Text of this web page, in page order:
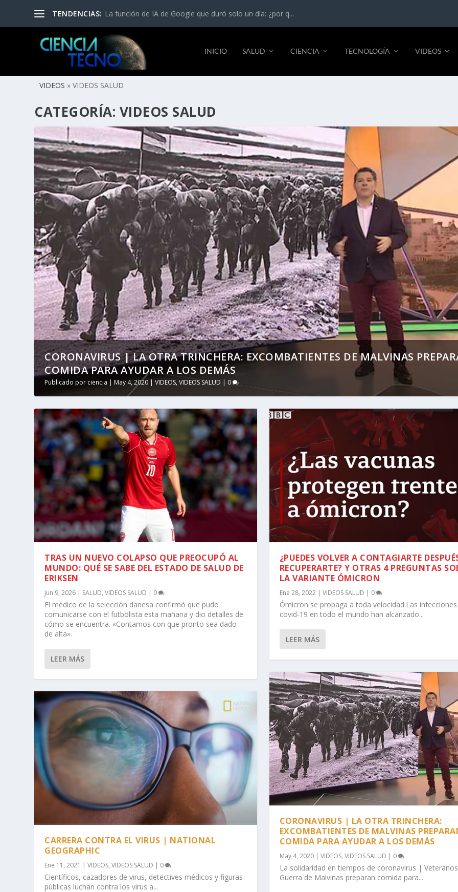
TENDENCIAS: La función de IA de Google que duró solo un día: ¿por q...
INICIO SALUD CIENCIA TECNOLOGÍA VIDEOS
VIDEOS »VIDEOS SALUD
CATEGORÍA: VIDEOS SALUD
CORONAVIRUS | LA OTRA TRINCHERA: EXCOMBATIENTES DE MALVINAS
COMIDA PARA AYUDAR A LOS DEMÁS
Publicado por ciencia |May 4, 2020 |VIDEOS,VIDEOS SALUD | 0
TRAS UN NUEVO COLAPSO QUE PREOCUPÓ AL
MUNDO: QUÉ SE SABE DEL ESTADO DE SALUD DE
ERIKSEN
Jun 9, 2026 | SALUD,VIDEOS SALUD | 0
El médico de la selección danesa confirmó que pudo
comunicarse con el futbolista esta mañana y dio detalles de
cómo se encuentra. «Contamos con que pronto sea dado
de alta».
LEER MÁS
CARRERA CONTRA EL VIRUS | NATIONAL
GEOGRAPHIC
Ene 11, 2021 |VIDEOS,VIDEOS SALUD | 0
Científicos, cazadores de virus, detectives médicos y figuras
públicas luchan contra los virus a...
¿PUEDES VOLVER A CONTAGIARTE
RECUPERARTE? Y OTRAS 4 PREGUNTAS
LA VARIANTE ÓMICRON
Ene 28, 2022| VIDEOS SALUD | 0
Ómicron se propaga a toda velocidad.Las
covid-19 en todo el mundo han alcanzado...
LEER MÁS
CORONAVIRUS | LA OTRA TRINCHERA:
EXCOMBATIENTES DE MALVINAS
COMIDA PARA AYUDAR A LOS DEMÁS
May 4, 2020| VIDEOS, VIDEOS SALUD | 0
La solidaridad en tiempos de coronavirus |
Guerra de Malvinas preparan comida para...